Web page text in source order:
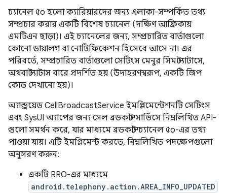
চ্যানেল ৫০ হলো ক্যারিয়ারদের জন্য এলাকা-সম্পর্কিত তথ্য
সম্প্রচার করার একটি বিশেষ চ্যানেল (দক্ষিণ আফ্রিকায়
এমটিএন ছাড়া)। এই চ্যানেলের জন্য, সম্প্রচারিত বার্তাগুলো
কোনো ডায়ালগ বা নোটিফিকেশন হিসেবে আসে না। এর
পরিবর্তে, সম্প্রচারিত বার্তাগুলো সেটিংস মেনুর সিম স্ট্যাটাসে,
অথবা স্ট্যাটাস বারে প্রদর্শিত হয় (উদাহরণস্বরূপ, একটি জিপ
কোড দেখানো হয়)।
অ্যান্ড্রয়েড CellBroadcastService ইমপ্লিমেন্টেশনটি সেটিংস
এবং SysUI অ্যাপের জন্য সেল ব্রডকাস্ট সার্ভিসে নিম্নলিখিত API-
গুলো সমর্থন করে, যার মাধ্যমে ব্রডকাস্ট চ্যানেল ৫০-এর তথ্য
পাওয়া যায়। এটি ইমপ্লিমেন্ট করতে, নিম্নলিখিত পদক্ষেপগুলো
অনুসরণ করুন:
একটি RRO-এর মাধ্যমে
android.telephony.action.AREA_INFO_UPDATED